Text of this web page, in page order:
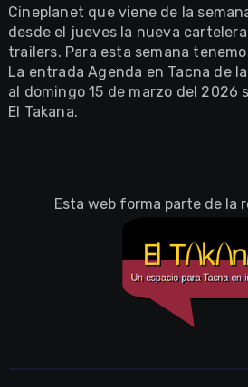
Cineplanet que viene de la
desde el jueves la nueva
trailers. Para esta semana
La entrada Agenda en Tacna de
al domingo 15 de marzo del 2026
El Takana.
Esta web forma parte de la